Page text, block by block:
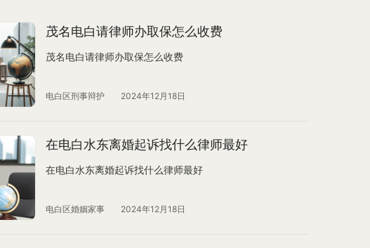
茂名电白请律师办取保怎么收费
茂名电白请律师办取保怎么收费
电白区刑事辩护 2024年12月18日
在电白水东离婚起诉找什么律师最好
在电白水东离婚起诉找什么律师最好
电白区婚姻家事 2024年12月18日